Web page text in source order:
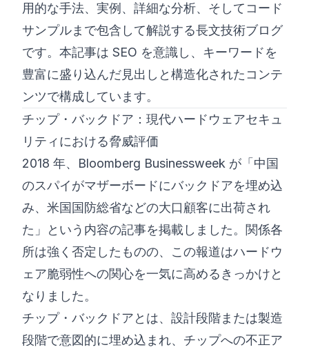
用的な手法、実例、詳細な分析、そしてコード
サンプルまで包含して解説する長文技術ブログ
です。本記事は SEO を意識し、キーワードを
豊富に盛り込んだ見出しと構造化されたコンテ
ンツで構成しています。
チップ・バックドア：現代ハードウェアセキュ
リティにおける脅威評価
2018 年、Bloomberg Businessweek が「中国
のスパイがマザーボードにバックドアを埋め込
み、米国国防総省などの大口顧客に出荷され
た」という内容の記事を掲載しました。関係各
所は強く否定したものの、この報道はハードウ
ェア脆弱性への関心を一気に高めるきっかけと
なりました。
チップ・バックドアとは、設計段階または製造
段階で意図的に埋め込まれ、チップへの不正ア